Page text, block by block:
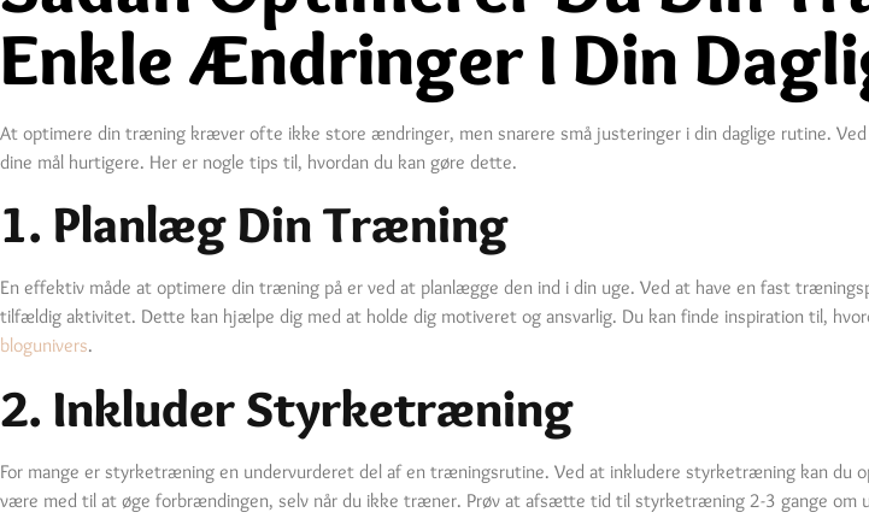
Enkle Ændringer I Din
At optimere din træning kræver ofte ikke store ændringer, men snarere små justeringer i din daglige rutine.
dine mål hurtigere. Her er nogle tips til, hvordan du kan gøre dette.
1. Planlæg Din Træning
En effektiv måde at optimere din træning på er ved at planlægge den ind i din uge. Ved at have en fast
tilfældig aktivitet. Dette kan hjælpe dig med at holde dig motiveret og ansvarlig. Du kan finde inspiration til,
blogunivers.
2. Inkluder Styrketræning
For mange er styrketræning en undervurderet del af en træningsrutine. Ved at inkludere styrketræning kan du
være med til at øge forbrændingen, selv når du ikke træner. Prøv at afsætte tid til styrketræning 2-3 gange om